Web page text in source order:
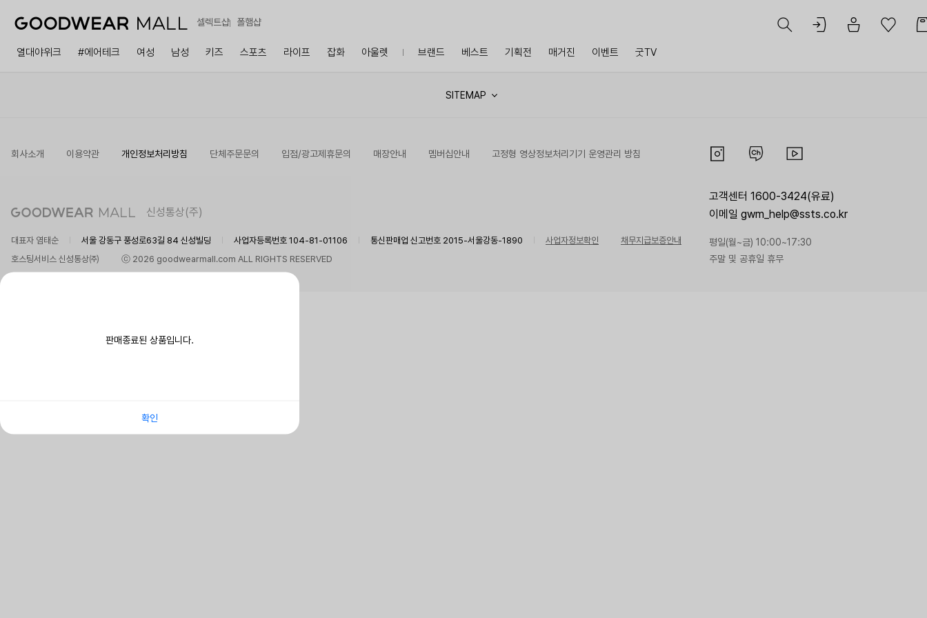
셀렉트샵 폴햄샵
열대야위크 #에어테크 여성 남성 키즈 스포츠 라이프 잡화 아울렛 브랜드 베스트 기획전 매거진 이벤트 굿TV
판매종료된 상품입니다.
확인
SITEMAP
회사소개 이용약관 개인정보처리방침 단체주문문의 입점/광고제휴문의 매장안내 멤버십안내 고정형 영상정보처리기기 운영관리 방침
신성통상(주)
대표자 염태순 서울 강동구 풍성로63길 84 신성빌딩 사업자등록번호 104-81-01106 통신판매업 신고번호 2015-서울강동-1890 사업자정보확인
채무지급보증안내
호스팅서비스 신성통상㈜
ⓒ 2026 goodwearmall.com ALL RIGHTS RESERVED
고객센터 1600-3424(유료)
이메일 gwm_help@ssts.co.kr
평일(월~금) 10:00~17:30
주말 및 공휴일 휴무